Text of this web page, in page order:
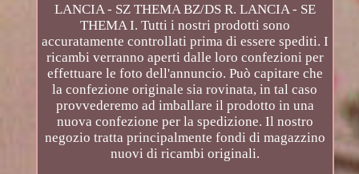
LANCIA - SZ THEMA BZ/DS R. LANCIA - SE
THEMA I. Tutti i nostri prodotti sono
accuratamente controllati prima di essere spediti. I
ricambi verranno aperti dalle loro confezioni per
effettuare le foto dell'annuncio. Può capitare che
la confezione originale sia rovinata, in tal caso
provvederemo ad imballare il prodotto in una
nuova confezione per la spedizione. Il nostro
negozio tratta principalmente fondi di magazzino
nuovi di ricambi originali.